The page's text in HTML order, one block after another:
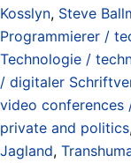
Kosslyn, Steve
Programmierer /
Technologie /
/ digitaler
video conferences
private and politics
Jagland,